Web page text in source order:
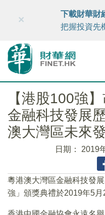
財華智庫網 FINTV
×
下載財華財
把握投資先
【港股100強
金融科技發展
澳大灣區未來
日期： 2019
粵港澳大灣區金融科技發
強」頒獎典禮於2019年5月